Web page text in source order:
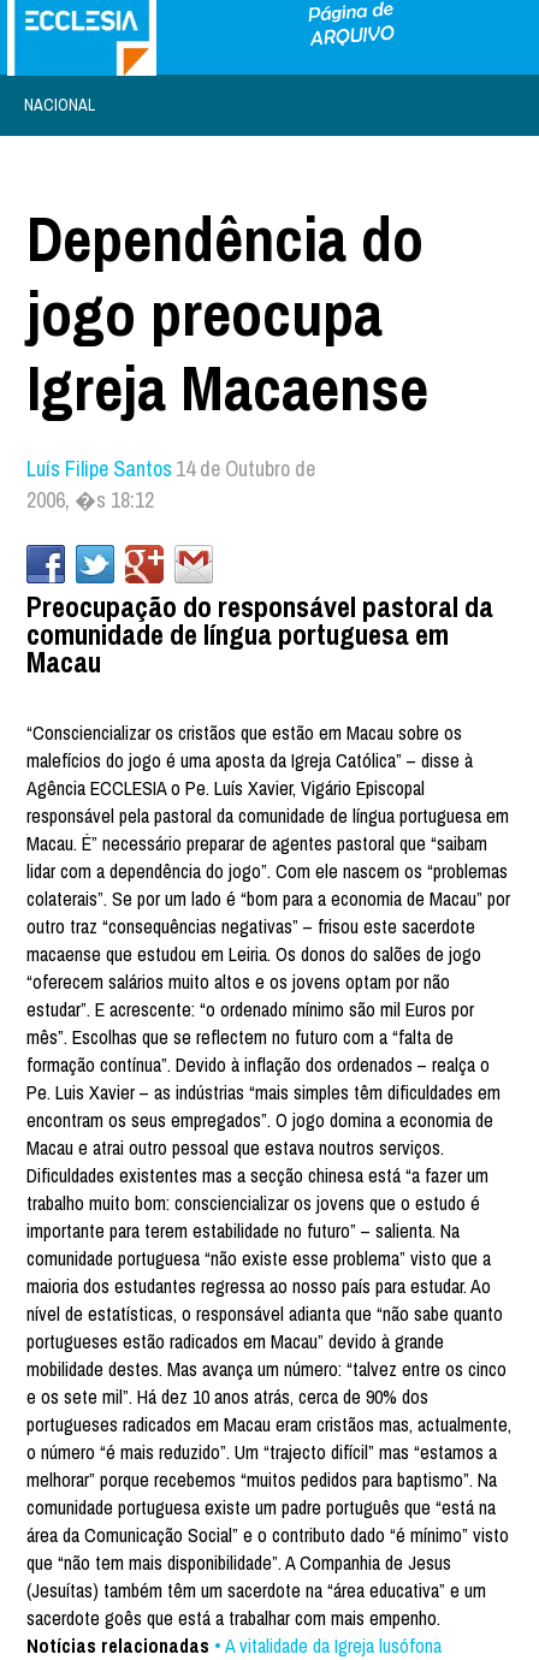
NACIONAL
Dependência do
jogo preocupa
Igreja Macaense
Luís Filipe Santos 14 de Outubro de
2006, �s 18:12
Preocupação do responsável pastoral da
comunidade de língua portuguesa em
Macau
“Consciencializar os cristãos que estão em Macau sobre os
malefícios do jogo é uma aposta da Igreja Católica” – disse à
Agência ECCLESIA o Pe. Luís Xavier, Vigário Episcopal
responsável pela pastoral da comunidade de língua portuguesa em
Macau. É” necessário preparar de agentes pastoral que “saibam
lidar com a dependência do jogo”. Com ele nascem os “problemas
colaterais”. Se por um lado é “bom para a economia de Macau” por
outro traz “consequências negativas” – frisou este sacerdote
macaense que estudou em Leiria. Os donos do salões de jogo
“oferecem salários muito altos e os jovens optam por não
estudar”. E acrescente: “o ordenado mínimo são mil Euros por
mês”. Escolhas que se reflectem no futuro com a “falta de
formação contínua”. Devido à inflação dos ordenados – realça o
Pe. Luis Xavier – as indústrias “mais simples têm dificuldades em
encontram os seus empregados”. O jogo domina a economia de
Macau e atrai outro pessoal que estava noutros serviços.
Dificuldades existentes mas a secção chinesa está “a fazer um
trabalho muito bom: consciencializar os jovens que o estudo é
importante para terem estabilidade no futuro” – salienta. Na
comunidade portuguesa “não existe esse problema” visto que a
maioria dos estudantes regressa ao nosso país para estudar. Ao
nível de estatísticas, o responsável adianta que “não sabe quanto
portugueses estão radicados em Macau” devido à grande
mobilidade destes. Mas avança um número: “talvez entre os cinco
e os sete mil”. Há dez 10 anos atrás, cerca de 90% dos
portugueses radicados em Macau eram cristãos mas, actualmente,
o número “é mais reduzido”. Um “trajecto difícil” mas “estamos a
melhorar” porque recebemos “muitos pedidos para baptismo”. Na
comunidade portuguesa existe um padre português que “está na
área da Comunicação Social” e o contributo dado “é mínimo” visto
que “não tem mais disponibilidade”. A Companhia de Jesus
(Jesuítas) também têm um sacerdote na “área educativa” e um
sacerdote goês que está a trabalhar com mais empenho.
Notícias relacionadas • A vitalidade da Igreja lusófona